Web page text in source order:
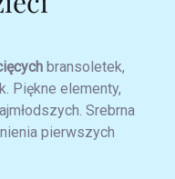
bransoletek,
Piękne elementy,
Srebrna
pierwszych